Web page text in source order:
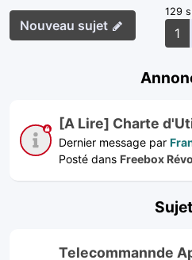
Nouveau sujet
129
1
[A Lire] Charte
Dernier message par
Posté dans Freebox
Telecommannde